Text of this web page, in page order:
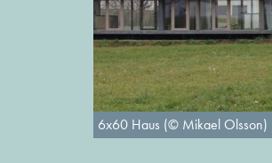
6x60 Haus (© Mikael Olsson)